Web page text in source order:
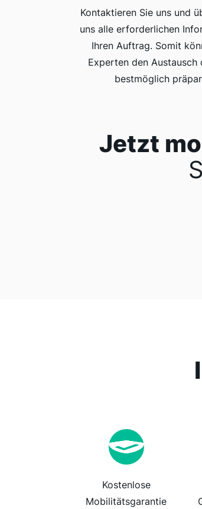
Kontaktieren Sie uns und
uns alle erforderlichen
Ihren Auftrag. Somit
Experten den Austausch
bestmöglich
Jetzt
Kostenlose
Mobilitätsgarantie